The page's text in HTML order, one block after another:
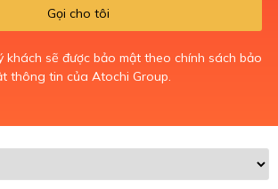
Gọi cho tôi
khách sẽ được bảo mật theo chính sách bảo
thông tin của Atochi Group.